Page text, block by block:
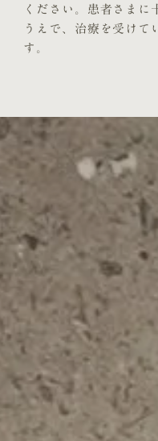
ください。患者さまに
うえで、治療を受けて
す。